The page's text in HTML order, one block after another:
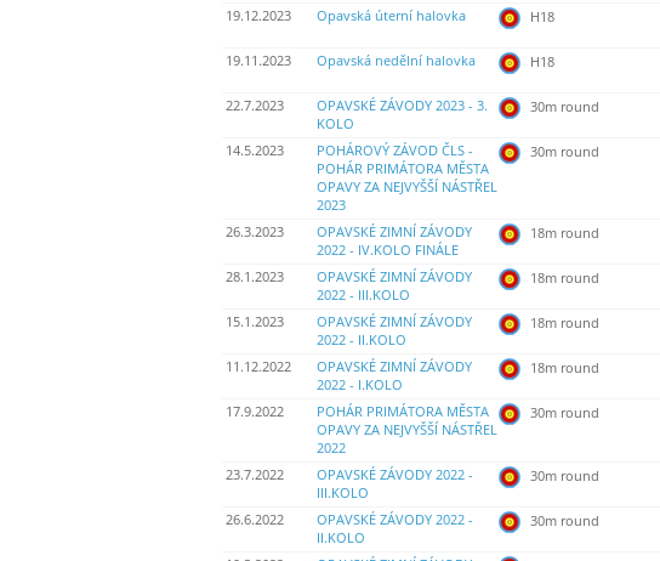
19.12.2023
Opavská úterní halovka H18
19.11.2023
Opavská nedělní halovka H18
22.7.2023
OPAVSKÉ ZÁVODY 2023 - 3.
KOLO
30m round
14.5.2023
POHÁROVÝ ZÁVOD ČLS -
POHÁR PRIMÁTORA MĚSTA
OPAVY ZA NEJVYŠŠÍ NÁSTŘEL
2023
30m round
26.3.2023
OPAVSKÉ ZIMNÍ ZÁVODY
2022 - IV.KOLO FINÁLE
18m round
28.1.2023
OPAVSKÉ ZIMNÍ ZÁVODY
2022 - III.KOLO
18m round
15.1.2023
OPAVSKÉ ZIMNÍ ZÁVODY
2022 - II.KOLO
18m round
11.12.2022
OPAVSKÉ ZIMNÍ ZÁVODY
2022 - I.KOLO
18m round
17.9.2022
POHÁR PRIMÁTORA MĚSTA
OPAVY ZA NEJVYŠŠÍ NÁSTŘEL
2022
30m round
23.7.2022
OPAVSKÉ ZÁVODY 2022 -
III.KOLO
30m round
26.6.2022
OPAVSKÉ ZÁVODY 2022 -
II.KOLO
30m round